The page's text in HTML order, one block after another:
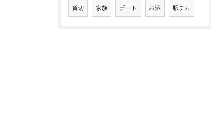
貸切 家族 デート お酒 駅チカ